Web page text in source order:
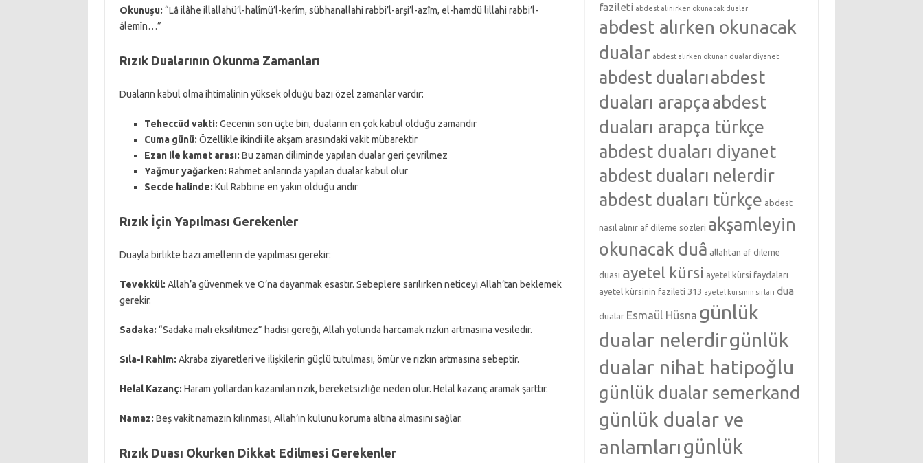
Okunuşu: “Lâ ilâhe illallahü’l-halîmü’l-kerîm, sübhanallahi rabbi’l-arşi’l-azîm, el-hamdü lillahi rabbi’l-
âlemîn…”
Rızık Dualarının Okunma Zamanları
Duaların kabul olma ihtimalinin yüksek olduğu bazı özel zamanlar vardır:
Teheccüd vakti: Gecenin son üçte biri, duaların en çok kabul olduğu zamandır
Cuma günü: Özellikle ikindi ile akşam arasındaki vakit mübarektir
Ezan ile kamet arası: Bu zaman diliminde yapılan dualar geri çevrilmez
Yağmur yağarken: Rahmet anlarında yapılan dualar kabul olur
Secde halinde: Kul Rabbine en yakın olduğu andır
Rızık İçin Yapılması Gerekenler
Duayla birlikte bazı amellerin de yapılması gerekir:
Tevekkül: Allah’a güvenmek ve O’na dayanmak esastır. Sebeplere sarılırken neticeyi Allah’tan beklemek
gerekir.
Sadaka: “Sadaka malı eksilitmez” hadisi gereği, Allah yolunda harcamak rızkın artmasına vesiledir.
Sıla-i Rahim: Akraba ziyaretleri ve ilişkilerin güçlü tutulması, ömür ve rızkın artmasına sebeptir.
Helal Kazanç: Haram yollardan kazanılan rızık, bereketsizliğe neden olur. Helal kazanç aramak şarttır.
Namaz: Beş vakit namazın kılınması, Allah’ın kulunu koruma altına almasını sağlar.
Rızık Duası Okurken Dikkat Edilmesi Gerekenler
fazileti abdest alınırken okunacak dualar
abdest alırken okunacak
dualar abdest alırken okunan dualar diyanet
abdest dualarıabdest
duaları arapçaabdest
duaları arapça türkçe
abdest duaları diyanet
abdest duaları nelerdir
abdest duaları türkçe abdest
nasıl alınır af dileme sözleri akşamleyin
okunacak duâ allahtan af dileme
duası ayetel kürsi ayetel kürsi faydaları
ayetel kürsinin fazileti 313 ayetel kürsinin sırları dua
dualar Esmaül Hüsna günlük
dualar nelerdirgünlük
dualar nihat hatipoğlu
günlük dualar semerkand
günlük dualar ve
anlamlarıgünlük